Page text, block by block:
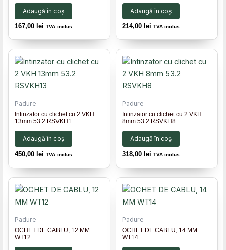
Adaugă în coș
167,00 lei TVA inclus
Adaugă în coș
214,00 lei TVA inclus
Padure
Intinzator cu clichet cu 2 VKH
13mm 53.2 RSVKH1...
Adaugă în coș
450,00 lei TVA inclus
Padure
Intinzator cu clichet cu 2 VKH
8mm 53.2 RSVKH8
Adaugă în coș
318,00 lei TVA inclus
Padure
OCHET DE CABLU, 12 MM
WT12
Padure
OCHET DE CABLU, 14 MM
WT14